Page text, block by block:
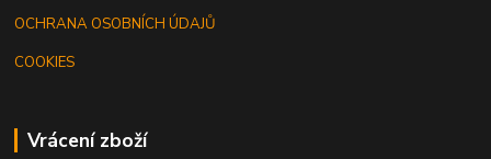
OCHRANA OSOBNÍCH ÚDAJŮ
COOKIES
Vrácení zboží